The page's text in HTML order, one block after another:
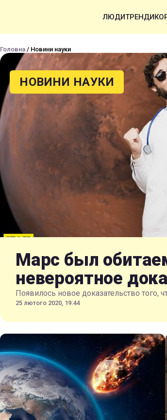
ЛЮДИТРЕНДИ
Головна / Новини науки
НОВИНИ НАУКИ
Марс был
невероятное
Появилось новое доказательство того,
25 лютого 2020, 19:44